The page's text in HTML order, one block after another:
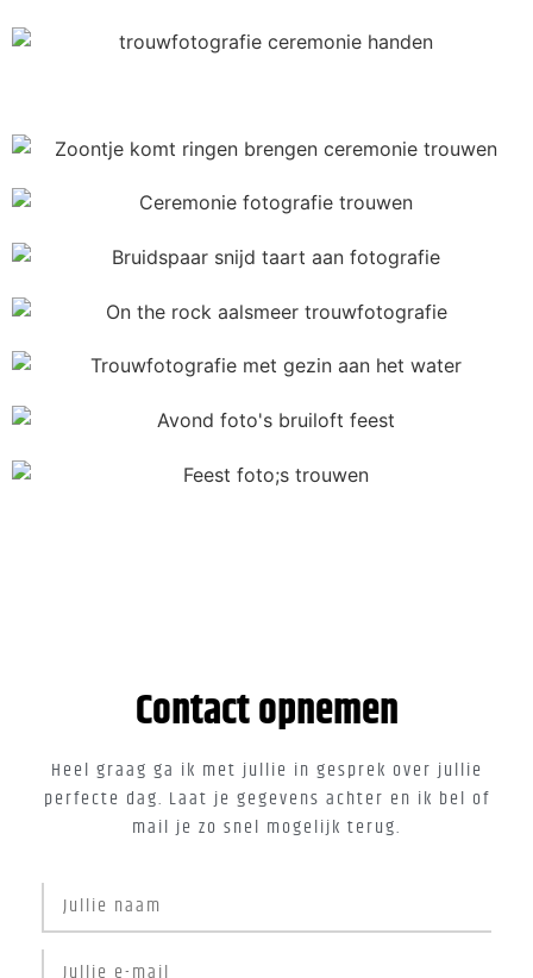
Contact opnemen
Heel graag ga ik met jullie in gesprek over jullie
perfecte dag. Laat je gegevens achter en ik bel of
mail je zo snel mogelijk terug.